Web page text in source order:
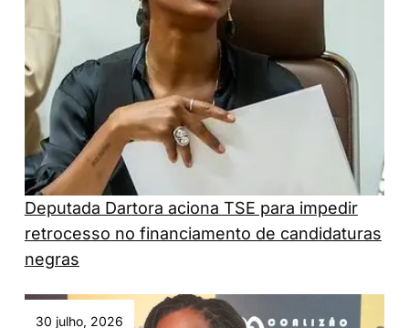
Deputada Dartora aciona TSE para impedir
retrocesso no financiamento de candidaturas
negras
30 julho, 2026